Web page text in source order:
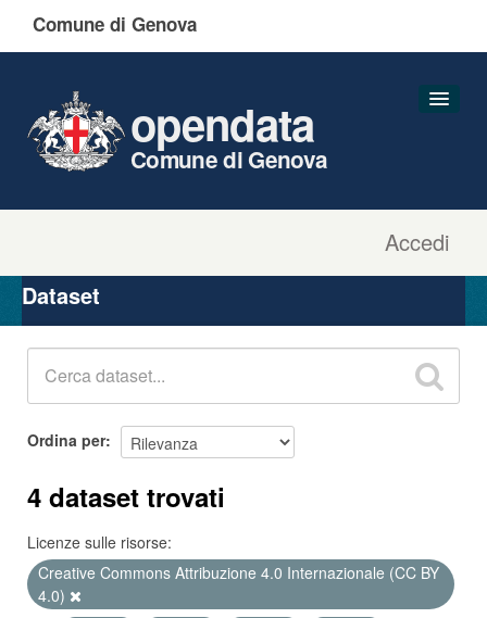
Comune di Genova
Accedi
opendata
Comune di Genova
Organizzazioni
Gruppi
Dataset
Ordina per
4 dataset trovati
Licenze sulle risorse:
Creative Commons Attribuzione 4.0 Internazionale (CC BY
4.0)